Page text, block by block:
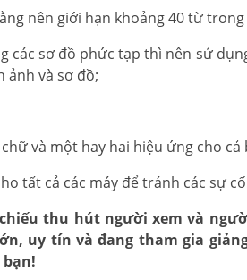
nên giới hạn khoảng 40 từ
các sơ đồ phức tạp thì nên sử
ảnh và sơ đồ;
và một hay hai hiệu ứng cho
tất cả các máy để tránh các sự
thu hút người xem và
uy tín và đang tham gia